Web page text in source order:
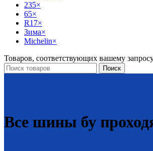
235×
65×
R17×
Зима×
Michelin×
Товаров, соответствующих вашему
Поиск
Все шины бу